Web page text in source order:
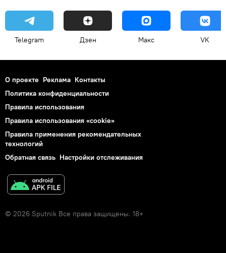
Telegram Дзен Макс VK
О проекте Реклама Контакты
Политика конфиденциальности
Правила использования
Правила использования «cookie»
Правила применения рекомендательных
технологий
Обратная связь Настройки отслеживания
© 2026 Sputnik Все права защищены. 18+